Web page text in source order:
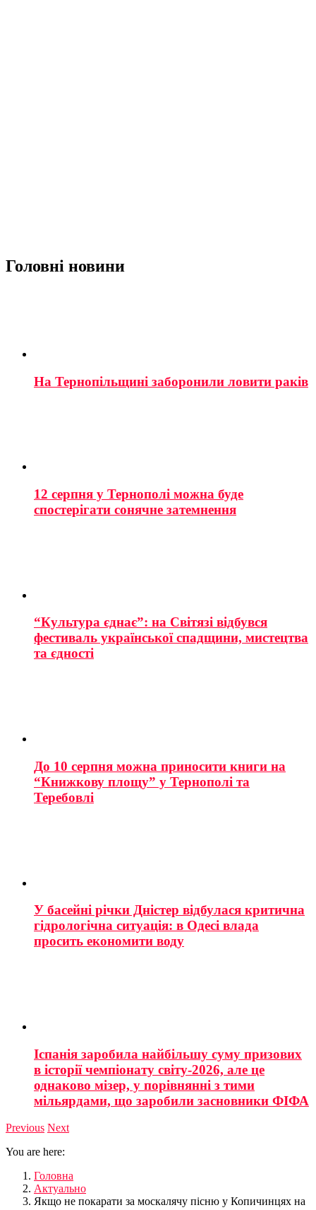
Головні новини
На Тернопільщині заборонили ловити раків
12 серпня у Тернополі можна буде
спостерігати сонячне затемнення
“Культура єднає”: на Світязі відбувся
фестиваль української спадщини, мистецтва
та єдності
До 10 серпня можна приносити книги на
“Книжкову площу” у Тернополі та
Теребовлі
У басейні річки Дністер відбулася критична
гідрологічна ситуація: в Одесі влада
просить економити воду
Іспанія заробила найбільшу суму призових
в історії чемпіонату світу-2026, але це
однаково мізер, у порівнянні з тими
мільярдами, що заробили засновники ФІФА
Previous Next
You are here:
Головна
Актуально
Якщо не покарати за москалячу пісню у Копичинцях на